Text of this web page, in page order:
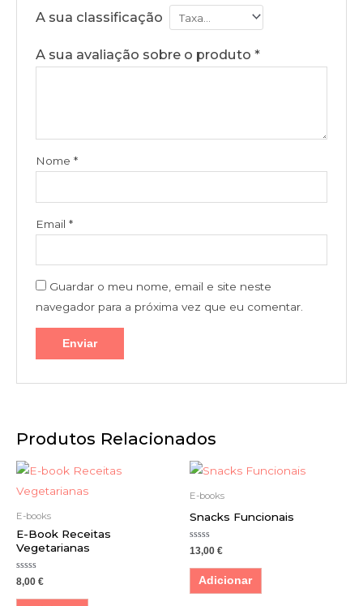
A sua classificação
A sua avaliação sobre o produto *
Nome *
Email *
Guardar o meu nome, email e site neste
navegador para a próxima vez que eu comentar.
Produtos Relacionados
E-books
E-Book Receitas
Vegetarianas
Avaliação
0
de
8,00 €
E-books
Snacks Funcionais
Avaliação
0
de
13,00 €
Adicionar